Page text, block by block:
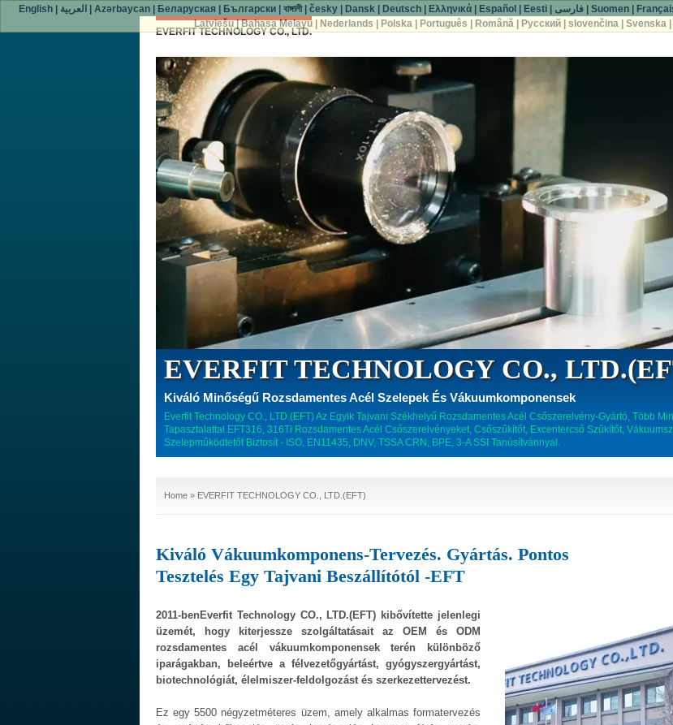
EVERFIT TECHNOLOGY CO., LTD.
EVERFIT TECHNOLOGY CO.,
Kiváló Minőségű Rozsdamentes Acél Szelepek És Vákuumkomponensek
Everfit Technology CO., LTD.(EFT) Az Egyik Tajvani Székhelyű Rozsdamentes Acél Csőszerelvény-Gyártó, Több
Tapasztalattal.EFT316, 316Ti Rozsdamentes Acél Csőszerelvényeket, Csőszűkítőt, Excentercső Szűkítőt,
Szelepműködtetőt Biztosít - ISO, EN11435, DNV, TSSA CRN, BPE, 3-A SSI Tanúsítvánnyal.
Home » EVERFIT TECHNOLOGY CO., LTD.(EFT)
Kiváló Vákuumkomponens-Tervezés. Gyártás. Pontos
Tesztelés Egy Tajvani Beszállítótól -EFT
2011-benEverfit Technology CO., LTD.(EFT) kibővítette jelenlegi
üzemét, hogy kiterjessze szolgáltatásait az OEM és ODM
rozsdamentes acél vákuumkomponensek terén különböző
iparágakban, beleértve a félvezetőgyártást, gyógyszergyártást,
biotechnológiát, élelmiszer-feldolgozást és szerkezettervezést.
Ez egy 5500 négyzetméteres üzem, amely alkalmas formatervezés
English| العربية Azərbaycan| Беларуская Български| বাঙ্গালী| česky| Dansk| Deutsch| Ελληνικά| Español Eesti| فارسی| Suomen|
Latviešu|Bahasa Melayu Nederlands Polska Português Română Русский |slovenčina |Svenska